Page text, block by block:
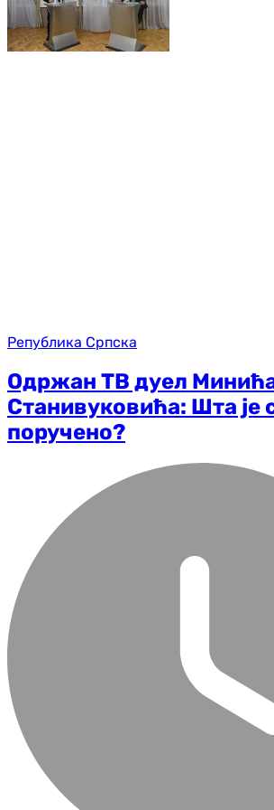
Република Српска
Одржан ТВ дуел
Станивуковића: Шта је
поручено?